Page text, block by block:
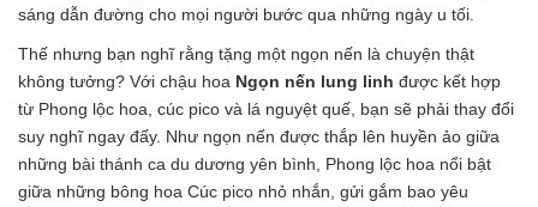
sáng dẫn đường cho mọi người bước qua những ngày u tối.
Thế nhưng bạn nghĩ rằng tặng một ngọn nến là chuyện thật
không tưởng? Với chậu hoa Ngọn nến lung linh được kết hợp
từ Phong lộc hoa, cúc pico và lá nguyệt quế, bạn sẽ phải thay đổi
suy nghĩ ngay đấy. Như ngọn nến được thắp lên huyền ảo giữa
những bài thánh ca du dương yên bình, Phong lộc hoa nổi bật
giữa những bông hoa Cúc pico nhỏ nhắn, gửi gắm bao yêu